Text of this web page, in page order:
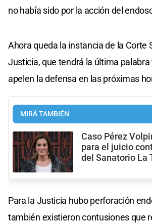
no había sido por la acción del
Ahora queda la instancia de la Corte
Justicia, que tendrá la última palabra
apelen la defensa en las próximas
MIRÁ TAMBIÉN
Caso Pérez
para el juicio
del Sanatorio La
Para la Justicia hubo perforación
también existieron contusiones que